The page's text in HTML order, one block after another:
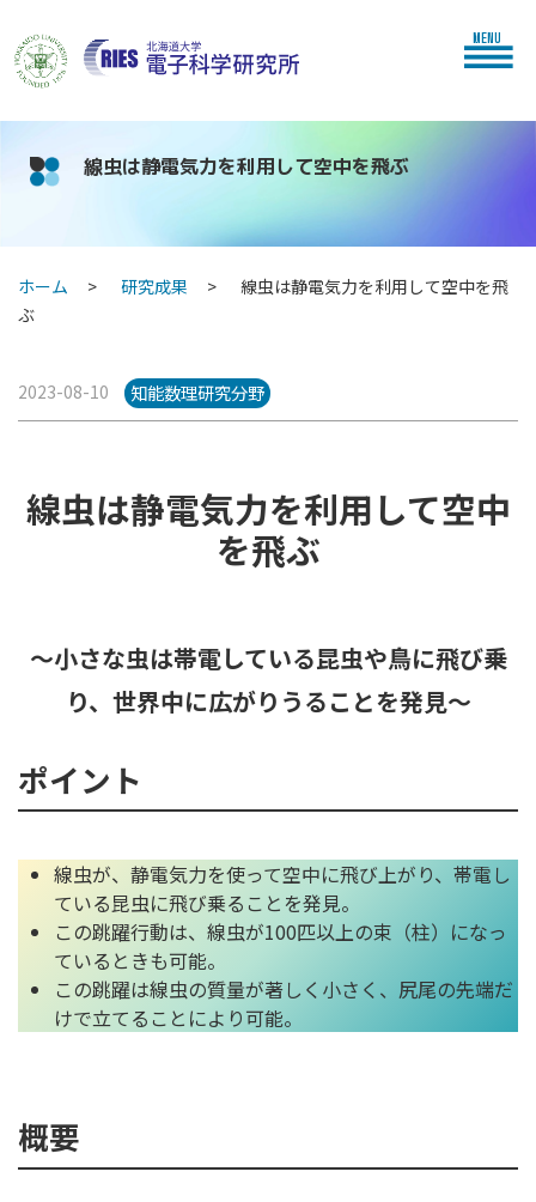
MENU
線虫は静電気力を利用して空中を飛ぶ
ホーム 研究成果
線虫は静電気力を利用して空中を飛
ぶ
2023-08-10 知能数理研究分野
線虫は静電気力を利用して空中
を飛ぶ
～小さな虫は帯電している昆虫や鳥に飛び乗
り、世界中に広がりうることを発見～
ポイント
線虫が、静電気力を使って空中に飛び上がり、帯電し
ている昆虫に飛び乗ることを発見。
この跳躍行動は、線虫が100匹以上の束（柱）になっ
ているときも可能。
この跳躍は線虫の質量が著しく小さく、尻尾の先端だ
けで立てることにより可能。
概要